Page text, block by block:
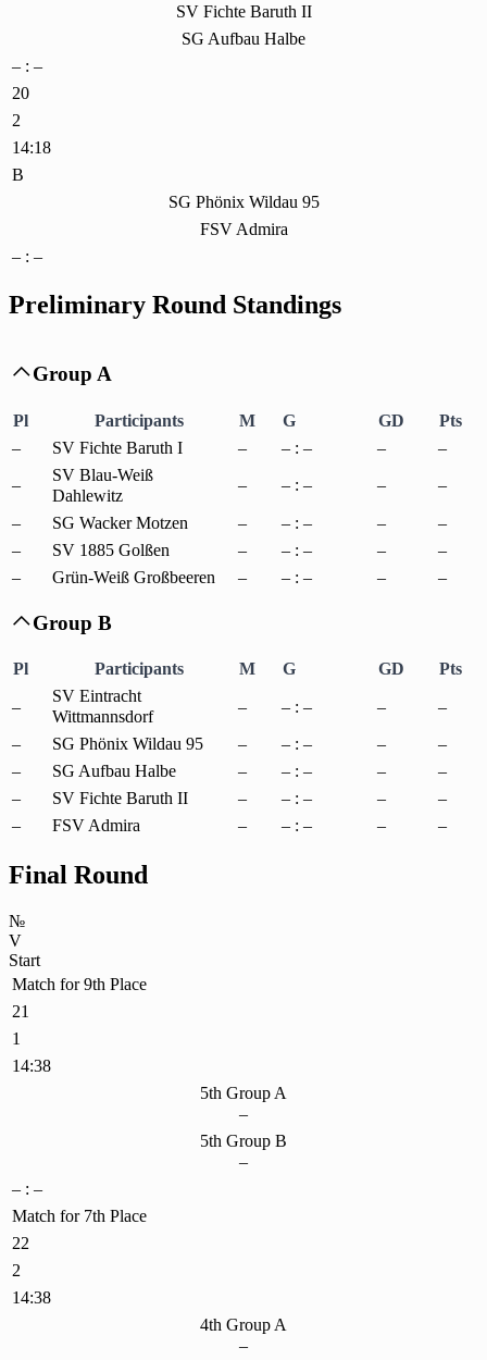
SV Fichte Baruth II
SG Aufbau Halbe
– : –
20
2
14:18
B
SG Phönix Wildau 95
FSV Admira
– : –
Preliminary Round Standings
 Group A
Pl Participants M G GD
Pts
–
SV Fichte Baruth I – – : – – –
–
SV Blau-Weiß
Dahlewitz
– – : – – –
– SG Wacker Motzen – – : – –
–
–
SV 1885 Golßen – – : – –
–
–
Grün-Weiß Großbeeren – – : – – –
 Group B
Pl Participants M G GD Pts
–
SV Eintracht
Wittmannsdorf
– – : – – –
– SG Phönix Wildau 95 – – : – –
–
–
SG Aufbau Halbe – – : – –
–
–
SV Fichte Baruth II – – : – –
–
–
FSV Admira – – : – – –
Final Round
№
V
Start
Match for 9th Place
21
1
14:38
5th Group A
–
5th Group B
–
– : –
Match for 7th Place
22
2
14:38
4th Group A
–